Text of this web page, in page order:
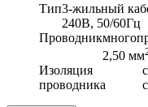
Тип3-жильный
240В, 50/60Гц
Проводник
2,50 мм
Изоляция
проводника